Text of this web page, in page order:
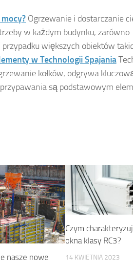
Ogrzewanie i dostarczanie
w każdym budynku, zarówno
większych obiektów
w Technologii Spajania
kołków, odgrywa
przypawania są podstawowym
nasze nowe
Czym
okna klasy RC3?
14 KWIETNIA 2023